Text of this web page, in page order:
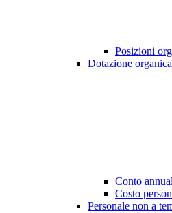
Posizioni
Dotazione organica
Conto
Costo
Personale non a